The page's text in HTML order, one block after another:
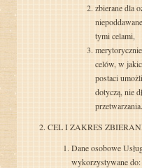
zbierane dla
tymi celami,
celów, w
postaci
dotyczą, nie
przetwarzania.
CEL I ZAKRES
Dane osobowe
wykorzystywane do: